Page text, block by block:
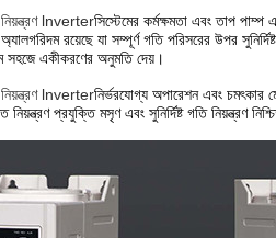
নিয়ন্ত্রণ lnverterসিস্টেমের কর্মক্ষমতা এবং তাপ
রয়েছে যা সম্পূর্ণ গতি পরিসরের উপর
সহজে একীকরণের অনুমতি দেয়।
নিয়ন্ত্রণ lnverterনির্ভরযোগ্য অপারেশন এবং চমৎকার
প্রযুক্তি মসৃণ এবং সুনির্দিষ্ট গতি নিয়ন্ত্রণ